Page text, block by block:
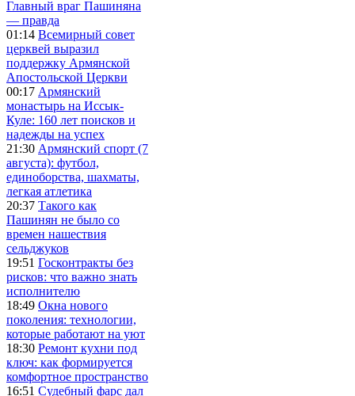
Главный враг Пашиняна
— правда
01:14 Всемирный совет
церквей выразил
поддержку Армянской
Апостольской Церкви
00:17 Армянский
монастырь на Иссык-
Куле: 160 лет поисков и
надежды на успех
21:30 Армянский спорт (7
августа): футбол,
единоборства, шахматы,
легкая атлетика
20:37 Такого как
Пашинян не было со
времен нашествия
сельджуков
19:51 Госконтракты без
рисков: что важно знать
исполнителю
18:49 Окна нового
поколения: технологии,
которые работают на уют
18:30 Ремонт кухни под
ключ: как формируется
комфортное пространство
16:51 Судебный фарс дал